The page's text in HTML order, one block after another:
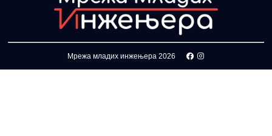
Мрежа младих инжењера 2026